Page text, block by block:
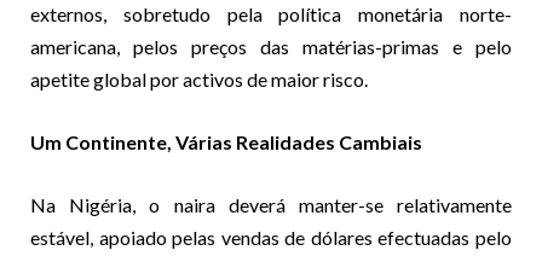
externos, sobretudo pela política monetária norte-
americana, pelos preços das matérias-primas e pelo
apetite global por activos de maior risco.
Um Continente, Várias Realidades Cambiais
Na Nigéria, o naira deverá manter-se relativamente
estável, apoiado pelas vendas de dólares efectuadas pelo